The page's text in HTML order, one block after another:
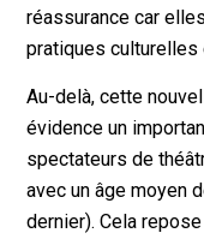
réassurance car
pratiques
Au-delà, cette
évidence un
spectateurs de
avec un âge moyen
dernier). Cela